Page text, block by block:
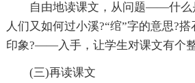
自由地读课文，从问题——什么
人们又如何过小溪?“绾”字的意思?
印象?——入手，让学生对课文有个
(三)再读课文